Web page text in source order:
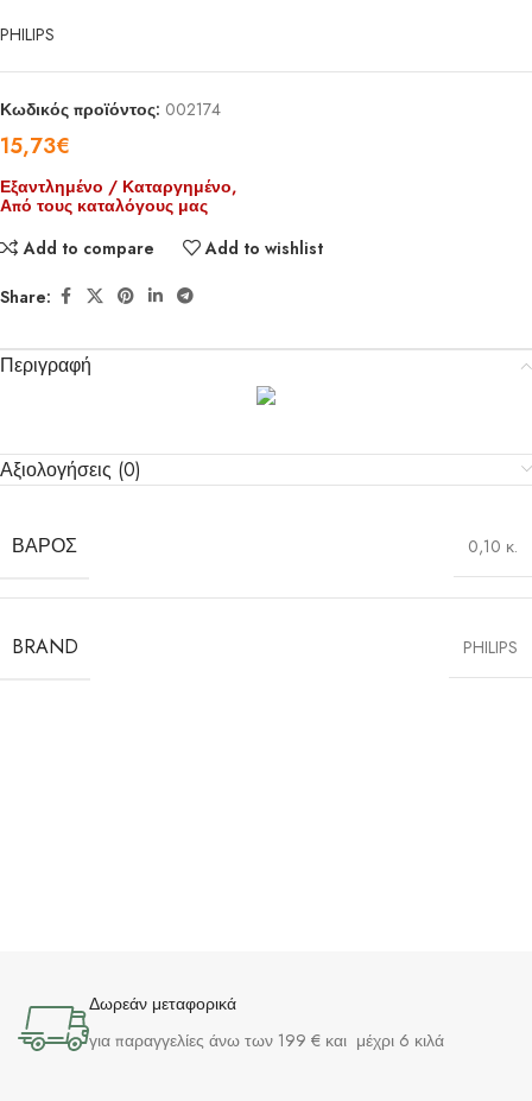
PHILIPS
Κωδικός προϊόντος: 002174
15,73€
Εξαντλημένο / Καταργημένο,
Από τους καταλόγους μας
Add to compare
Add to wishlist
Share:
Περιγραφή
Αξιολογήσεις (0)
ΒΆΡΟΣ 0,10 κ.
BRAND PHILIPS
Δωρεάν μεταφορικά
για παραγγελίες άνω των 199 € και μέχρι 6 κιλά